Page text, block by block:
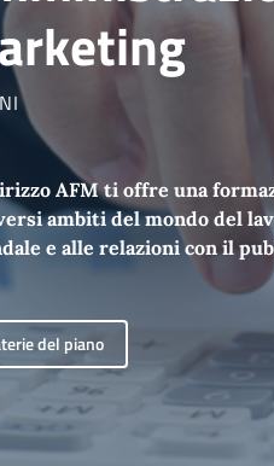
AFM ti offre una
ambiti del mondo del
e alle relazioni con il
del piano